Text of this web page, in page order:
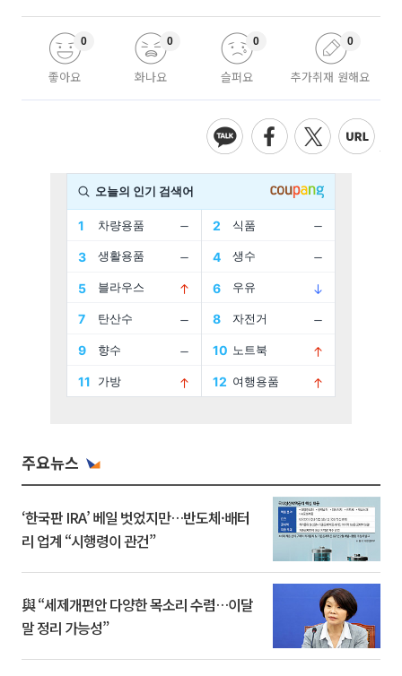
좋아요
0
화나요
0
슬퍼요
0
추가취재 원해요
0
주요뉴스
‘한국판 IRA’ 베일 벗었지만…반도체·배터
리 업계 “시행령이 관건”
與 “세제개편안 다양한 목소리 수렴…이달
말 정리 가능성”